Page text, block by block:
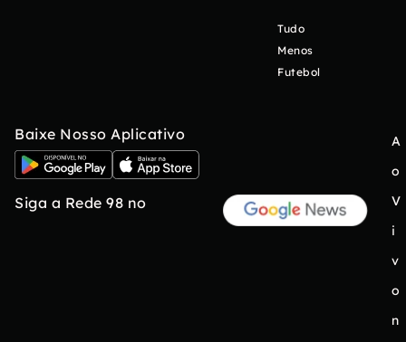
Tudo
Menos
Futebol
Baixe Nosso Aplicativo
Siga a Rede 98 no
A
o
V
i
v
o
n